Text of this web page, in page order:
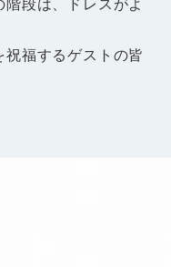
段は、ドレスがよ
福するゲストの皆